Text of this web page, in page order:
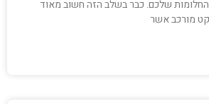
החלומות שלכם. כבר בשלב הזה חשוב מאוד
מורכב אשר